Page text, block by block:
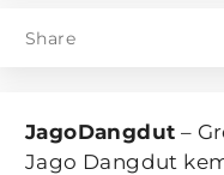
Share
JagoDangdut –
Jago Dangdut